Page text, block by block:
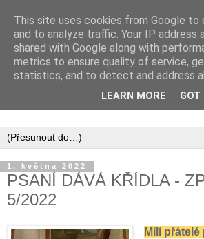
Inspirujte se tím, co píší posluchači
1. května 2022
PSANÍ DÁVÁ KŘÍDLA -
5/2022
Milí přátelé
This site uses cookies from Google to
and to analyze traffic. Your IP address
shared with Google along with
metrics to ensure quality of service,
statistics, and to detect and address
LEARN MORE GOT